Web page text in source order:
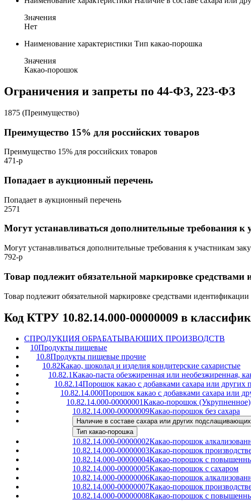
Значения
Нет
Наименование характеристики Тип какао-порошка
Значения
Какао-порошок
Ограничения и запреты по 44-ФЗ, 223-ФЗ
1875 (Преимущество)
Преимущество 15% для российских товаров
Преимущество 15% для российских товаров
471-р
Попадает в аукционный перечень
Попадает в аукционный перечень
2571
Могут устанавливаться дополнительные требования к
Могут устанавливаться дополнительные требования к участникам
792-р
Товар подлежит обязательной маркировке средствами
Товар подлежит обязательной маркировке средствами идентификации
Код КТРУ 10.82.14.000-00000009 в
CПРОДУКЦИЯ ОБРАБАТЫВАЮЩИХ ПРОИЗВОДСТВ
10Продукты пищевые
10.8Продукты пищевые прочие
10.82Какао, шоколад и изделия кондитерские сахаристые
10.82.1Какао-паста обезжиренная или необезжиренная,
10.82.14Порошок какао с добавками сахара или
10.82.14.000Порошок какао с добавками сахара или
10.82.14.000-00000001Какао-порошок (Укрупненное)
10.82.14.000-00000009Какао-порошок без сахара
Наличие в составе сахара или других
Тип какао-порошка
10.82.14.000-00000002Какао-порошок
10.82.14.000-00000003Какао-порошок
10.82.14.000-00000004Какао-порошок с
10.82.14.000-00000005Какао-порошок с сахаром
10.82.14.000-00000006Какао-порошок
10.82.14.000-00000007Какао-порошок
10.82.14.000-00000008Какао-порошок с